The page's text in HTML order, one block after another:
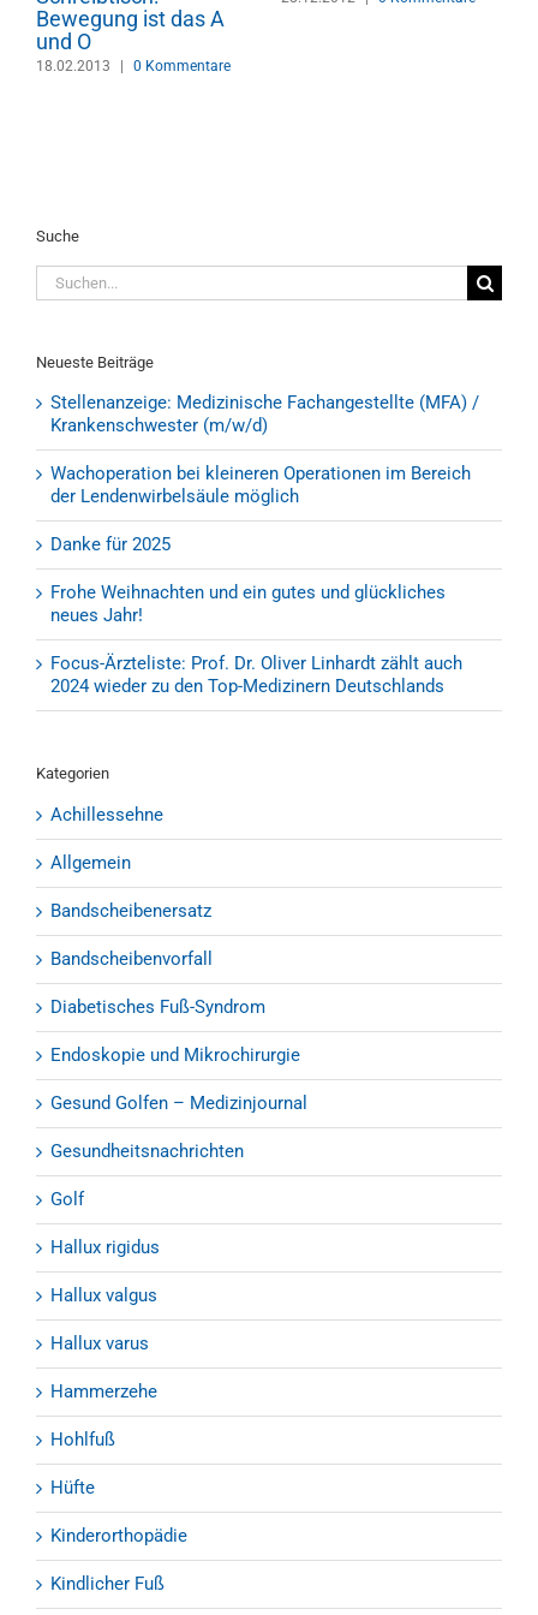
sich mit spezieller
Skigymnastik
vorbereiten
Verhalten und
Suche
Stellenanzeige: Medizinische Fachangestellte (MFA) /
Krankenschwester (m/w/d)
Wachoperation bei kleineren Operationen im Bereich
der Lendenwirbelsäule möglich
Danke für 2025
Frohe Weihnachten und ein gutes und glückliches
neues Jahr!
Focus-Ärzteliste: Prof. Dr. Oliver Linhardt zählt auch
2024 wieder zu den Top-Medizinern Deutschlands
Achillessehne
Allgemein
Bandscheibenersatz
Bandscheibenvorfall
Diabetisches Fuß-Syndrom
Endoskopie und Mikrochirurgie
Gesund Golfen – Medizinjournal
Gesundheitsnachrichten
Golf
Hallux rigidus
Hallux valgus
Hallux varus
Hammerzehe
Hohlfuß
Hüfte
Kinderorthopädie
Kindlicher Fuß